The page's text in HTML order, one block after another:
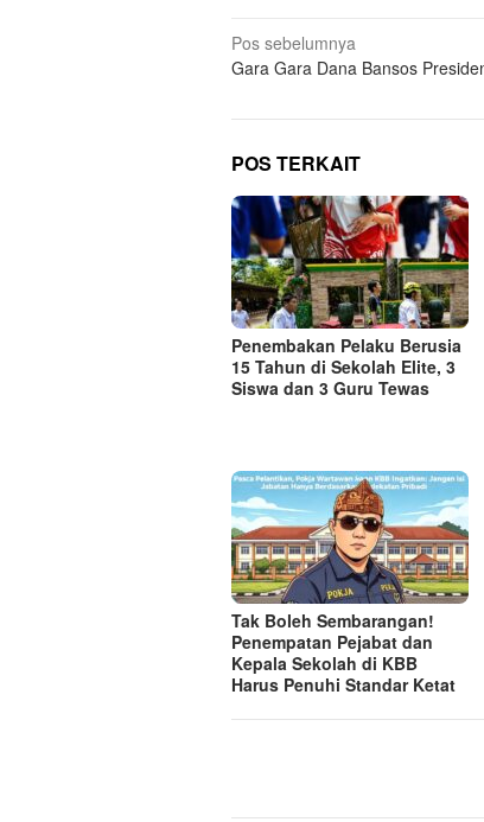
Navigasi
pos
Pos sebelumnya
Gara Gara Dana Bansos
POS TERKAIT
Penembakan Pelaku Berusia
15 Tahun di Sekolah Elite, 3
Siswa dan 3 Guru Tewas
Tak Boleh Sembarangan!
Penempatan Pejabat dan
Kepala Sekolah di KBB
Harus Penuhi Standar Ketat ​